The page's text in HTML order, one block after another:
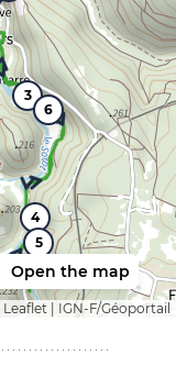
3
4
5
6
Open the map
Leaflet IGN-F/Géoportail